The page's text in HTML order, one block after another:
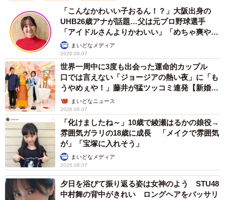
している。2026年でデビュー10周年を迎える。
「こんなかわいい子おるん！？」大阪出身の
UHB26歳アナが話題…父は元プロ野球選手
「アイドルさんよりかわいい」「めちゃ爽や
か」まいどなメディア
2026.08.07
世界一周中に3度も出会った運命的カップル
口では言えない「ジョージアの熱い夜」に「も
うやめぇや！」藤井が猛ツッコミ連発【新婚さ
ん】まいどなニュース
2026.08.07
「化けましたね～」10歳で綾瀬はるかの娘役→
雰囲気ガラリの18歳に成長 「メイクで雰囲気
が」「宝塚に入れそう」
まいどなメディア
2026.08.07
夕日を浴びて振り返る姿は女神のよう STU48
中村舞の背中がきれい ロングヘアをバッサリ